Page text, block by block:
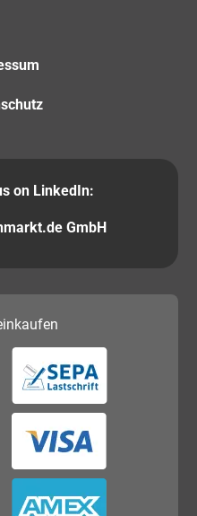
on LinkedIn:
GmbH